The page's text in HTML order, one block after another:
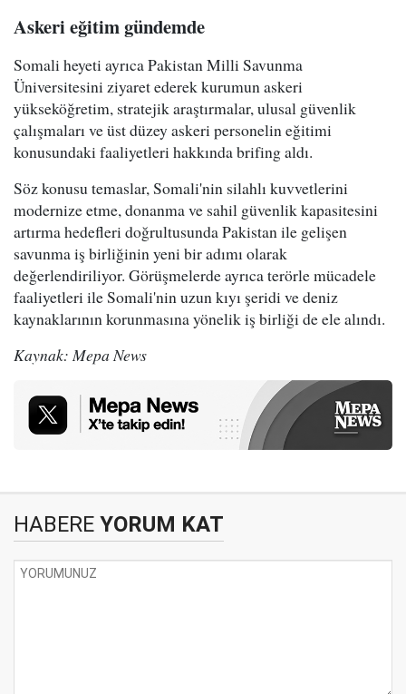
Askeri eğitim gündemde
Somali heyeti ayrıca Pakistan Milli Savunma
Üniversitesini ziyaret ederek kurumun askeri
yükseköğretim, stratejik araştırmalar, ulusal güvenlik
çalışmaları ve üst düzey askeri personelin eğitimi
konusundaki faaliyetleri hakkında brifing aldı.
Söz konusu temaslar, Somali'nin silahlı kuvvetlerini
modernize etme, donanma ve sahil güvenlik kapasitesini
artırma hedefleri doğrultusunda Pakistan ile gelişen
savunma iş birliğinin yeni bir adımı olarak
değerlendiriliyor. Görüşmelerde ayrıca terörle mücadele
faaliyetleri ile Somali'nin uzun kıyı şeridi ve deniz
kaynaklarının korunmasına yönelik iş birliği de ele alındı.
Kaynak: Mepa News
HABERE YORUM KAT